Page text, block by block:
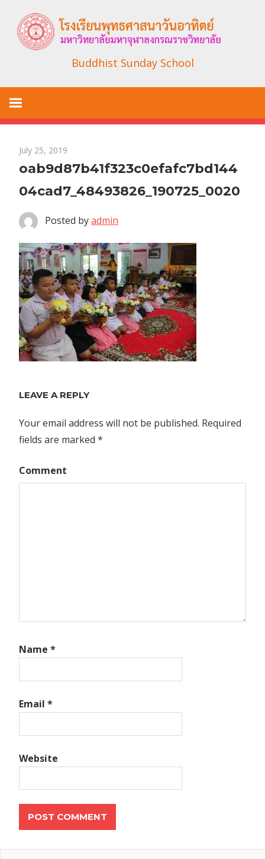
content
Buddhist Sunday School
July 25, 2019
oab9d87b41f323c0efafc7bd144
04cad7_48493826_190725_0020
Posted byadmin
LEAVE A REPLY
Your email address will not be published. Required
fields are marked *
Comment
Name *
Email *
Website